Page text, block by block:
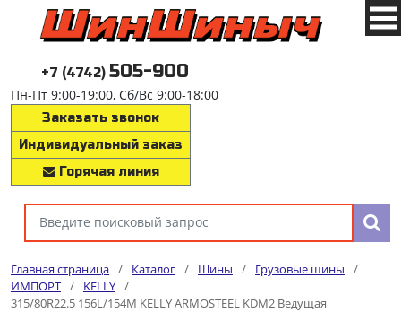
+7 (4742) 505-900
Пн-Пт 9:00-19:00, Сб/Вс 9:00-18:00
Заказать звонок
Индивидуальный заказ
Горячая линия
Главная страница / Каталог / Шины / Грузовые шины
/
ИМПОРТ / KELLY /
315/80R22.5 156L/154M KELLY ARMOSTEEL KDM2 Ведущая